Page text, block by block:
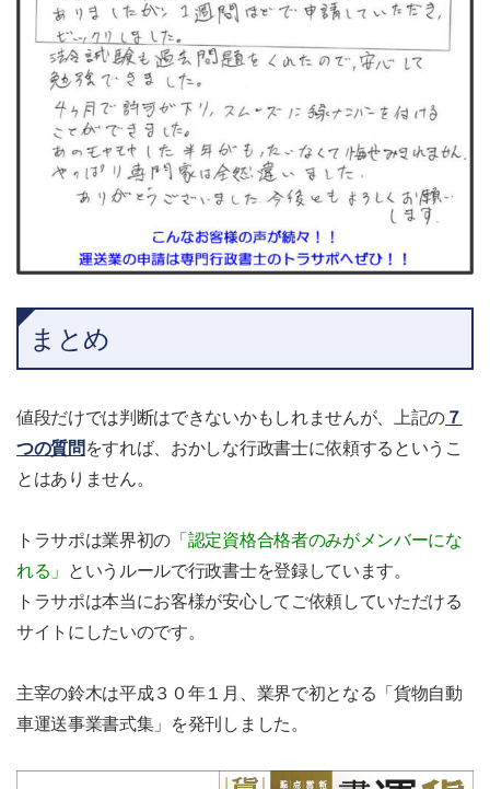
まとめ
値段だけでは判断はできないかもしれませんが、上記の ７
つの質問 をすれば、おかしな行政書士に依頼するというこ
とはありません。
トラサポは業界初の 「認定資格合格者のみがメンバーにな
れる」
というルールで行政書士を登録しています。
トラサポは本当にお客様が安心してご依頼していただける
サイトにしたいのです。
主宰の鈴木は平成３０年１月、業界で初となる「貨物自動
車運送事業書式集」を発刊しました。